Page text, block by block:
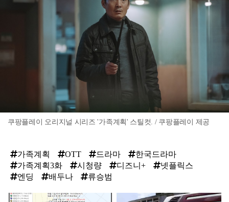
쿠팡플레이 오리지널 시리즈 '가족계획' 스틸컷. / 쿠팡플레이 제공
가족계획 OTT 드라마
한국드라마
가족계획3화
시청량 디즈니+
넷플릭스
엔딩
배두나 류승범
탑